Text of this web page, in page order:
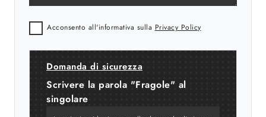
Acconsento all'informativa sulla Privacy Policy
Domanda di sicurezza
Scrivere la parola "Fragole" al
singolare